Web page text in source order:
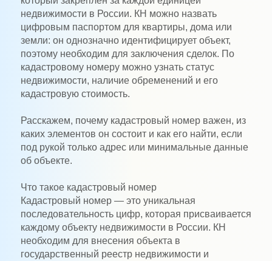
недвижимости в России. КН можно назвать
цифровым паспортом для квартиры, дома или
земли: он однозначно идентифицирует объект,
поэтому необходим для заключения сделок. По
кадастровому номеру можно узнать статус
недвижимости, наличие обременений и его
кадастровую стоимость.
Расскажем, почему кадастровый номер важен, из
каких элементов он состоит и как его найти, если
под рукой только адрес или минимальные данные
об объекте.
Что такое кадастровый номер
Кадастровый номер — это уникальная
последовательность цифр, которая присваивается
каждому объекту недвижимости в России. КН
необходим для внесения объекта в
государственный реестр недвижимости и